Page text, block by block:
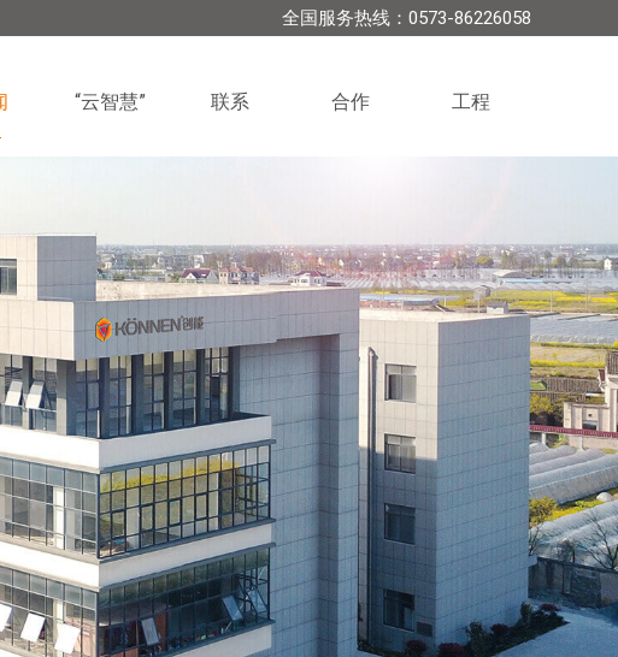
全国服务热线：0573-86226058
“云智慧” 联系 合作 工程